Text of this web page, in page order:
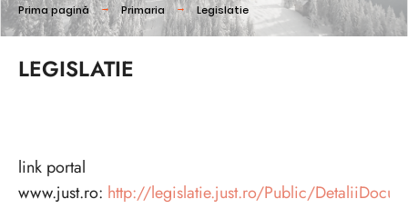
Prima pagină Primaria Legislatie
LEGISLATIE
link portal
www.just.ro: http://legislatie.just.ro/Public/